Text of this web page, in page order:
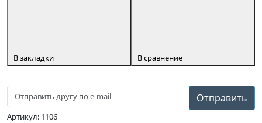
В закладки В сравнение
Отправить
Артикул: 1106